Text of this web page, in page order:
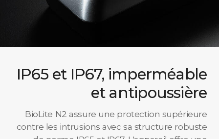
IP65 et IP67, imperméable
et antipoussière
BioLite N2 assure une protection supérieure
contre les intrusions avec sa structure robuste